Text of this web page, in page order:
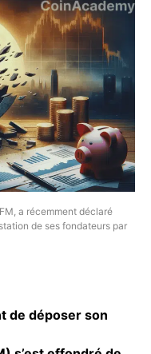
a récemment déclaré
de ses fondateurs par
de déposer son